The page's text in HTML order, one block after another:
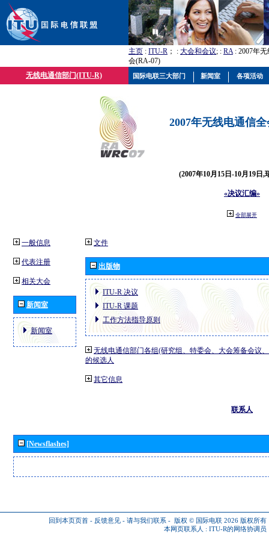
主页 : ITU-R ； : 大会和会议; : RA: 2007年
会(RA-07)
无线电通信部门(ITU-R)
2007年无线电通信
(2007年10月15日-10月19日,
«决议汇编»
全部展开
一般信息
代表注册
相关大会
新闻室
新闻室
文件
出版物
ITU-R 决议
ITU-R 课题
工作方法指导原则
无线电通信部门各组(研究组、特委会、大会筹备会议
的候选人
其它信息
联系人
[Newsflashes]
回到本页页首 - 反馈意见 - 请与我们联系 - 版权 © 国际电联 2026 版权所有
本网页联系人 : ITU-R的网络协调员
国际电联三大部门 新闻室 各项活动